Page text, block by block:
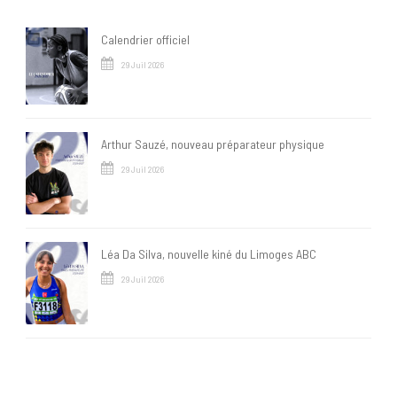
Calendrier officiel
29 Juil 2026
Arthur Sauzé, nouveau préparateur physique
29 Juil 2026
Léa Da Silva, nouvelle kiné du Limoges ABC
29 Juil 2026